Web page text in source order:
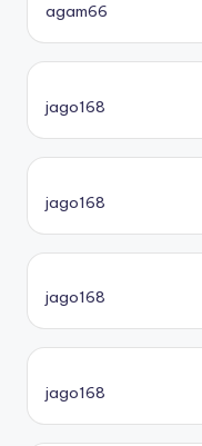
agam66
jago168
jago168
jago168
jago168